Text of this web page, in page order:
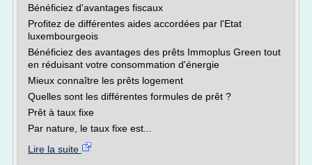
Bénéficiez d'avantages fiscaux
Profitez de différentes aides accordées par l'Etat
luxembourgeois
Bénéficiez des avantages des prêts Immoplus Green tout
en réduisant votre consommation d'énergie
Mieux connaître les prêts logement
Quelles sont les différentes formules de prêt ?
Prêt à taux fixe
Par nature, le taux fixe est...
Lire la suite